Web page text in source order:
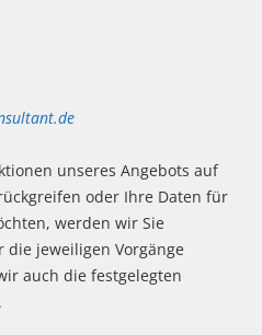
unseres Angebots auf
oder Ihre Daten für
werden wir Sie
jeweiligen Vorgänge
auch die festgelegten